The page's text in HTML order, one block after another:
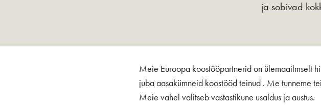
ja sobivad
Meie Euroopa koostööpartnerid on ülemaailmselt
juba aasakümneid koostööd teinud . Me tunneme
Meie vahel valitseb vastastikune usaldus ja austus.